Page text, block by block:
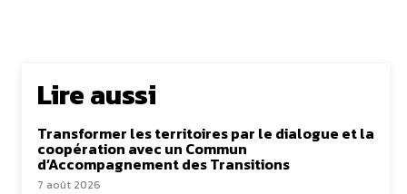
Lire aussi
Transformer les territoires par le dialogue et la
coopération avec un Commun
d’Accompagnement des Transitions
7 août 2026